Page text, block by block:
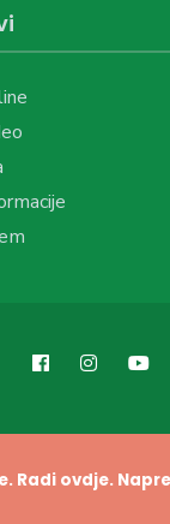
Radi ovdje.